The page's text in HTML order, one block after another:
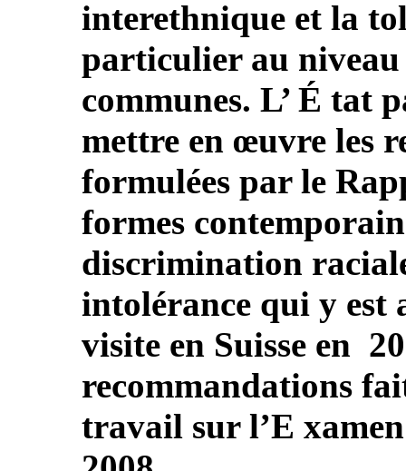
interethnique et la
particulier au niveau
communes. L’ É tat
mettre en œuvre les
formulées par le
formes
discrimination
intolérance qui y est
visite en Suisse en
recommandations
travail sur l’E